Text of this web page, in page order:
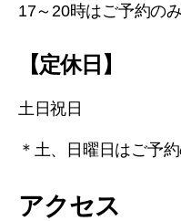
17～20時はご予約の
【定休日】
土日祝日
＊土、日曜日はご予
アクセス